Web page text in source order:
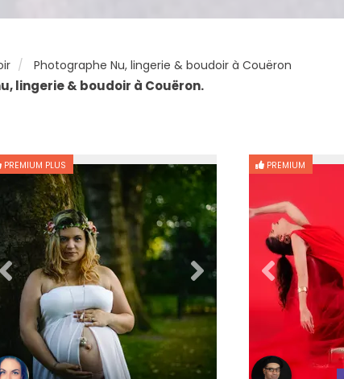
Photographe Nu, lingerie & boudoir à Couëron
lingerie & boudoir à Couëron.
PREMIUM PLUS PREMIUM